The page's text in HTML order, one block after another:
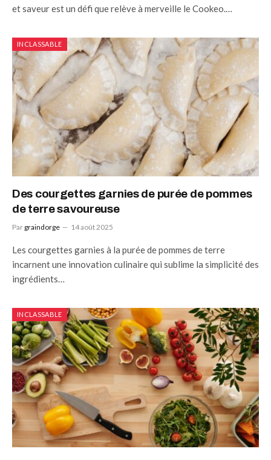
et saveur est un défi que relève à merveille le Cookeo.…
INCLASSABLE
Des courgettes garnies de purée de pommes
de terre savoureuse
Par graindorge 14 août 2025
Les courgettes garnies à la purée de pommes de terre
incarnent une innovation culinaire qui sublime la simplicité des
ingrédients…
INCLASSABLE